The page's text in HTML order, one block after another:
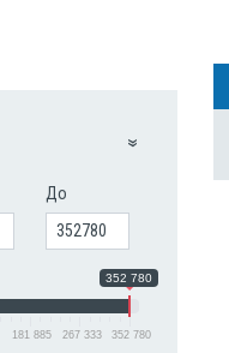
До
352 780
181 885 267 333 352 780